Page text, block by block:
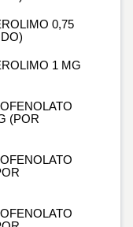
0,75
1 MG
(POR